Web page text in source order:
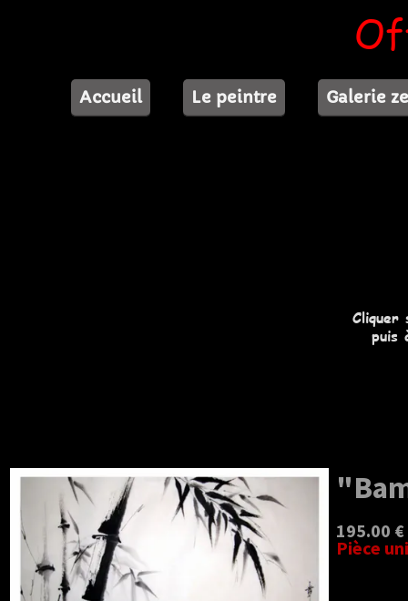
Accueil Le peintre Galerie
Cliquer
puis
195.00 €
Pièce